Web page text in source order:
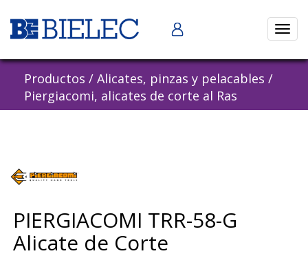
Abrir
Productos / Alicates, pinzas y pelacables /
Piergiacomi, alicates de corte al Ras
PIERGIACOMI TRR-58-G
Alicate de Corte